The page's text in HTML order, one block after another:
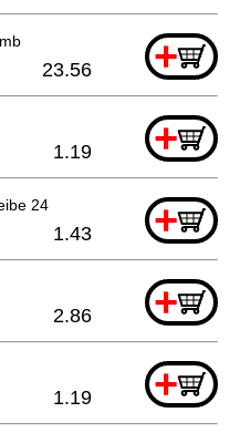
+
23.56
+
1.19
24 +
1.43
+
2.86
+
1.19